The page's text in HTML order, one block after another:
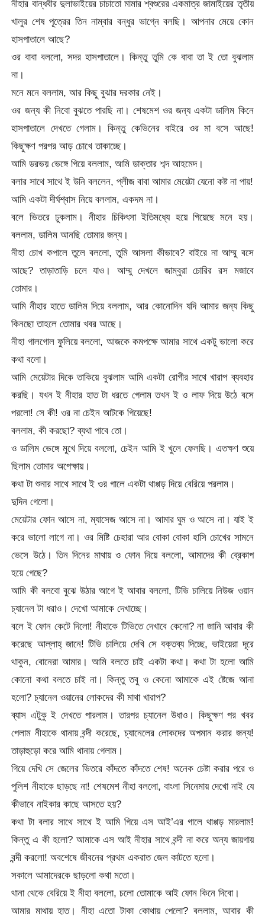
নীহার বান্ধবীর দুলাভাইয়ের চাচাতো মামার শ্বশুরের একমাত্র জামাইয়ের তৃতীয়
খালুর শেষ পূত্রের তিন নাম্বার বন্ধুর ভাগ্নে বলছি। আপনার মেয়ে কোন
হাসপাতালে আছে?
ওর বাবা বললো, সদর হাসপাতালে। কিন্তু তুমি কে বাবা তা ই তো বুঝলাম
না।
মনে মনে বললাম, আর কিছু বুঝার দরকার নেই।
ওর জন্য কী নিবো বুঝতে পারছি না। শেষমেশ ওর জন্য একটা ডালিম কিনে
হাসপাতালে দেখতে গেলাম। কিন্তু কেভিনের বাইরে ওর মা বসে আছে!
কিছুক্ষণ পরপর আড় চোখে তাকাচ্ছে।
আমি ডরভয় ভেঙ্গে গিয়ে বললাম, আমি ডাক্তার শব্দ আহমেদ।
বলার সাথে সাথে ই উনি বললেন, প্লীজ বাবা আমার মেয়েটা যেনো কষ্ট না পায়!
আমি একটা দীর্ঘশ্বাস নিয়ে বললাম, একদম না।
বলে ভিতরে ঢুকলাম। নীহার চিকিৎসা ইতিমধ্যে হয়ে গিয়েছে মনে হয়।
বললাম, ডালিম আনছি তোমার জন্য।
নীহা চোখ কপালে তুলে বললো, তুমি আসলা কীভাবে? বাইরে না আম্মু বসে
আছে? তাড়াতাড়ি চলে যাও। আম্মু দেখলে জাম্বুরা চোরির রস মজাবে
তোমার।
আমি নীহার হাতে ডালিম দিয়ে বললাম, আর কোনোদিন যদি আমার জন্য কিছু
কিনছো তাহলে তোমার খবর আছে।
নীহা গালগোল ফুলিয়ে বললো, আজকে কমপক্ষে আমার সাথে একটু ভালো করে
কথা বলো।
আমি মেয়েটার দিকে তাকিয়ে বুঝলাম আমি একটা রোগীর সাথে খারাপ ব্যবহার
করছি। যখন ই নীহার হাত টা ধরতে গেলাম তখন ই ও লাফ দিয়ে উঠে বসে
পরলো! সে কী! ওর না চেইন আটকে গিয়েছে!
বললাম, কী করছো? ব্যথা পাবে তো।
ও ডালিম ভেঙ্গে মুখে দিয়ে বললো, চেইন আমি ই খুলে ফেলছি। এতক্ষণ শুয়ে
ছিলাম তোমার অপেক্ষায়।
কথা টা শুনার সাথে সাথে ই ওর গালে একটা থাপ্পড় দিয়ে বেরিয়ে পরলাম।
দুদিন গেলো।
মেয়েটার ফোন আসে না, ম্যাসেজ আসে না। আমার ঘুম ও আসে না। যাই ই
করে ভালো লাগে না। ওর মিষ্টি চেহারা আর বোকা বোকা হাসি চোখের সামনে
ভেসে উঠে। তিন দিনের মাথায় ও ফোন দিয়ে বললো, আমাদের কী ব্রেকাপ
হয়ে গেছে?
আমি কী বলবো বুঝে উঠার আগে ই আবার বললো, টিভি চালিয়ে নিউজ ওয়ান
চ্যানেল টা ধরাও। দেখো আমাকে দেখাচ্ছে।
বলে ই ফোন কেটে দিলো! নীহাকে টিভিতে দেখাবে কেনো? না জানি আবার কী
করেছে আল্লাহ্‌ জানে! টিভি চালিয়ে দেখি সে বক্তব্য দিচ্ছে, ভাইয়েরা দূরে
থাকুন, বোনেরা আমার। আমি বলতে চাই একটা কথা। কথা টা হলো আমি
কোনো কথা বলতে চাই না। কিন্তু তবু ও কেনো আমাকে এই ষ্টেজে আনা
হলো? চ্যানেল ওয়ানের লোকদের কী মাথা খারাপ?
ব্যাস এটুকু ই দেখতে পারলাম। তারপর চ্যানেল উধাও। কিছুক্ষণ পর খবর
পেলাম নীহাকে থানায় বন্দী করেছে, চ্যানেলের লোকদের অপমান করার জন্য!
তাড়াহুড়ো করে আমি থানায় গেলাম।
গিয়ে দেখি সে জেলের ভিতরে কাঁদতে কাঁদতে শেষ! অনেক চেষ্টা করার পরে ও
পুলিশ নীহাকে ছাড়ছে না! শেষমেশ নীহা বললো, বাংলা সিনেমায় দেখো নাই যে
কীভাবে নাইকার কাছে আসতে হয়?
কথা টা বলার সাথে সাথে ই আমি গিয়ে এস আই’এর গালে থাপ্পড় মারলাম!
কিন্তু এ কী হলো? আমাকে এস আই নীহার সাথে বন্দী না করে অন্য জায়গায়
বন্দী করলো! অবশেষে জীবনের প্রথম একরাত জেল কাটতে হলো।
সকালে আমাদেরকে ছাড়লো কথা মতো।
থানা থেকে বেরিয়ে ই নীহা বললো, চলো তোমাকে আই ফোন কিনে দিবো।
আমার মাথায় হাত। নীহা এতো টাকা কোথায় পেলো? বললাম, আবার কী